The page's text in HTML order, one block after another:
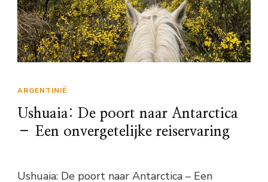
ARGENTINIË
Ushuaia: De poort naar Antarctica
– Een onvergetelijke reiservaring
Ushuaia: De poort naar Antarctica – Een